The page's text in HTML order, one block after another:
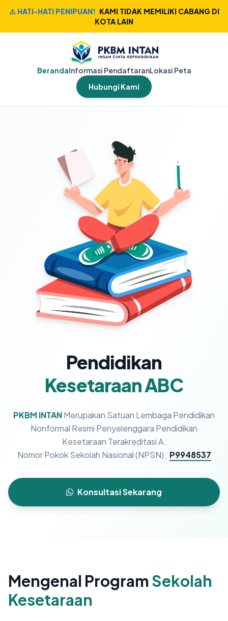
⚠️ HATI-HATI PENIPUAN! KAMI TIDAK MEMILIKI CABANG DI
KOTA LAIN
BerandaInformasi PendaftaranLokasi Peta
Hubungi Kami
Pendidikan
Kesetaraan ABC
PKBM INTANMerupakan Satuan Lembaga Pendidikan
Nonformal Resmi Penyelenggara Pendidikan
Kesetaraan Terakreditasi A.
Nomor Pokok Sekolah Nasional (NPSN) : P9948537
Konsultasi Sekarang
Mengenal Program Sekolah
Kesetaraan